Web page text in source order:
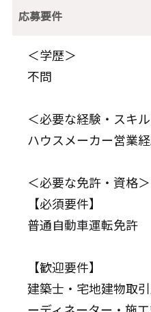
応募要件
＜学歴＞
不問
＜必要な経験・スキ
ハウスメーカー営業
＜必要な免許・資格＞
【必須要件】
普通自動車運転免許
【歓迎要件】
建築士・宅地建物取